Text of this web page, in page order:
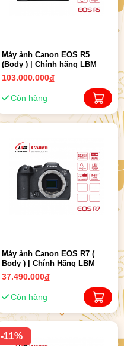
Máy ảnh Canon EOS R5
(Body ) | Chính hãng LBM
103.000.000đ
Còn hàng
Máy ảnh Canon EOS R7 (
Body ) | Chính Hãng LBM
37.490.000đ
Còn hàng
-11%